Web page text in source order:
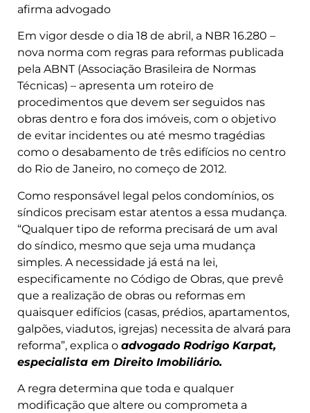
afirma advogado
Em vigor desde o dia 18 de abril, a NBR 16.280 –
nova norma com regras para reformas publicada
pela ABNT (Associação Brasileira de Normas
Técnicas) – apresenta um roteiro de
procedimentos que devem ser seguidos nas
obras dentro e fora dos imóveis, com o objetivo
de evitar incidentes ou até mesmo tragédias
como o desabamento de três edifícios no centro
do Rio de Janeiro, no começo de 2012.
Como responsável legal pelos condomínios, os
síndicos precisam estar atentos a essa mudança.
“Qualquer tipo de reforma precisará de um aval
do síndico, mesmo que seja uma mudança
simples. A necessidade já está na lei,
especificamente no Código de Obras, que prevê
que a realização de obras ou reformas em
quaisquer edifícios (casas, prédios, apartamentos,
galpões, viadutos, igrejas) necessita de alvará para
reforma”, explica o advogado Rodrigo Karpat,
especialista em Direito Imobiliário.
A regra determina que toda e qualquer
modificação que altere ou comprometa a